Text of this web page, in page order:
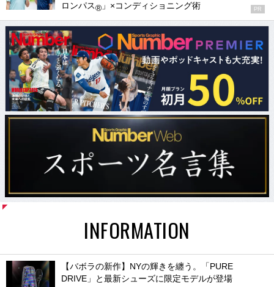
ロンパス® 」×コンディショニング術 PR
INFORMATION
【バボラの新作】NYの輝きを纏う。「PURE
DRIVE」と最新シューズに限定モデルが登場